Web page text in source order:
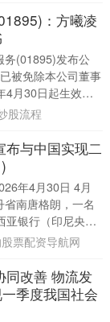
：方曦凌
务(01895)发布公
被免除本公司董事
4月30日起生效。
任....
股流程
布与中国实现二
年4月30日 4月
南唐格朗，一名
亚银行（印尼央
维码标准支....
票配资导航网
同改善 物流发
季度我国社会